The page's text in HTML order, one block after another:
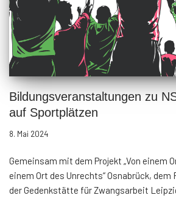
Bildungsveranstaltungen zu
auf Sportplätzen
8. Mai 2024
Gemeinsam mit dem Projekt „Von einem
einem Ort des Unrechts“ Osnabrück, dem
der Gedenkstätte für Zwangsarbeit